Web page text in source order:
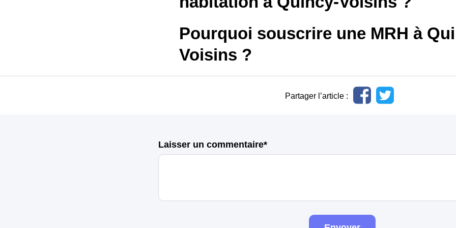
Pourquoi souscrire une MRH à
Voisins ?
Partager l’article :
Laisser un commentaire*